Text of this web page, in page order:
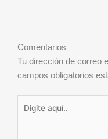
Comentarios
Tu dirección de correo
campos obligatorios
aquí..